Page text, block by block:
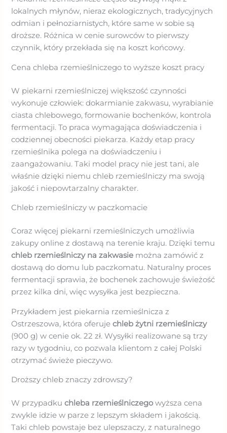
lokalnych młynów, nieraz ekologicznych, tradycyjnych
odmian i pełnoziarnistych, które same w sobie są
droższe. Różnica w cenie surowców to pierwszy
czynnik, który przekłada się na koszt końcowy.
Cena chleba rzemieślniczego to wyższe koszt pracy
W piekarni rzemieślniczej większość czynności
wykonuje człowiek: dokarmianie zakwasu, wyrabianie
ciasta chlebowego, formowanie bochenków, kontrola
fermentacji. To praca wymagająca doświadczenia i
codziennej obecności piekarza. Każdy etap pracy
rzemieślnika polega na doświadczeniu i
zaangażowaniu. Taki model pracy nie jest tani, ale
właśnie dzięki niemu chleb rzemieślniczy ma swoją
jakość i niepowtarzalny charakter.
Chleb rzemieślniczy w paczkomacie
Coraz więcej piekarni rzemieślniczych umożliwia
zakupy online z dostawą na terenie kraju. Dzięki temu
chleb rzemieślniczy na zakwasie można zamówić z
dostawą do domu lub paczkomatu. Naturalny proces
fermentacji sprawia, że bochenek zachowuje świeżość
przez kilka dni, więc wysyłka jest bezpieczna.
Przykładem jest piekarnia rzemieślnicza z
Ostrzeszowa, która oferujechleb żytni rzemieślniczy
(900 g) w cenie ok. 22 zł. Wysyłki realizowane są trzy
razy w tygodniu, co pozwala klientom z całej Polski
otrzymać świeże pieczywo.
Droższy chleb znaczy zdrowszy?
W przypadkuchleba rzemieślniczegowyższa cena
zwykle idzie w parze z lepszym składem i jakością.
Taki chleb powstaje bez ulepszaczy, z naturalnego